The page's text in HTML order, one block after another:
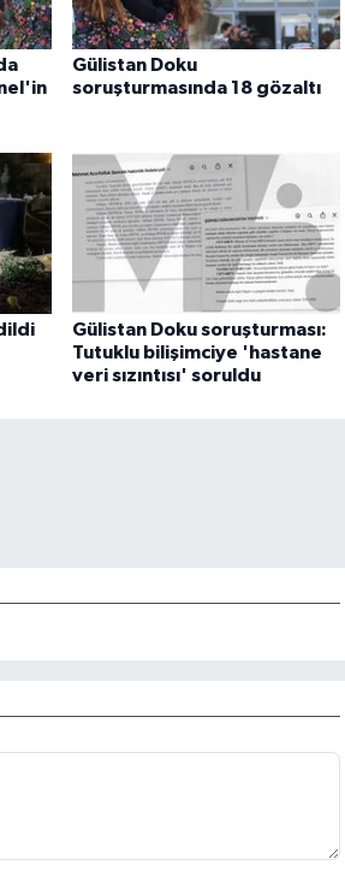
Gülistan Doku
soruşturmasında 18 gözaltı
Gülistan Doku soruşturması:
Tutuklu bilişimciye 'hastane
veri sızıntısı' soruldu